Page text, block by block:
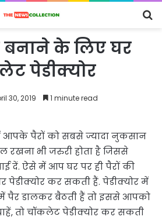
बनाने के लिए घर
पेडीक्योर
30, 2019 1 minute read
आपके पैरों को सबसे ज्यादा नुकसान
रखना भी जरुरी होता है जिससे
दें. ऐसे में आप घर पर ही पैरों की
कर सकती हैं. पेडीक्योर में
डालकर बैठती हैं तो इससे आपको
तो चॉकलेट पेडीक्योर कर सकती